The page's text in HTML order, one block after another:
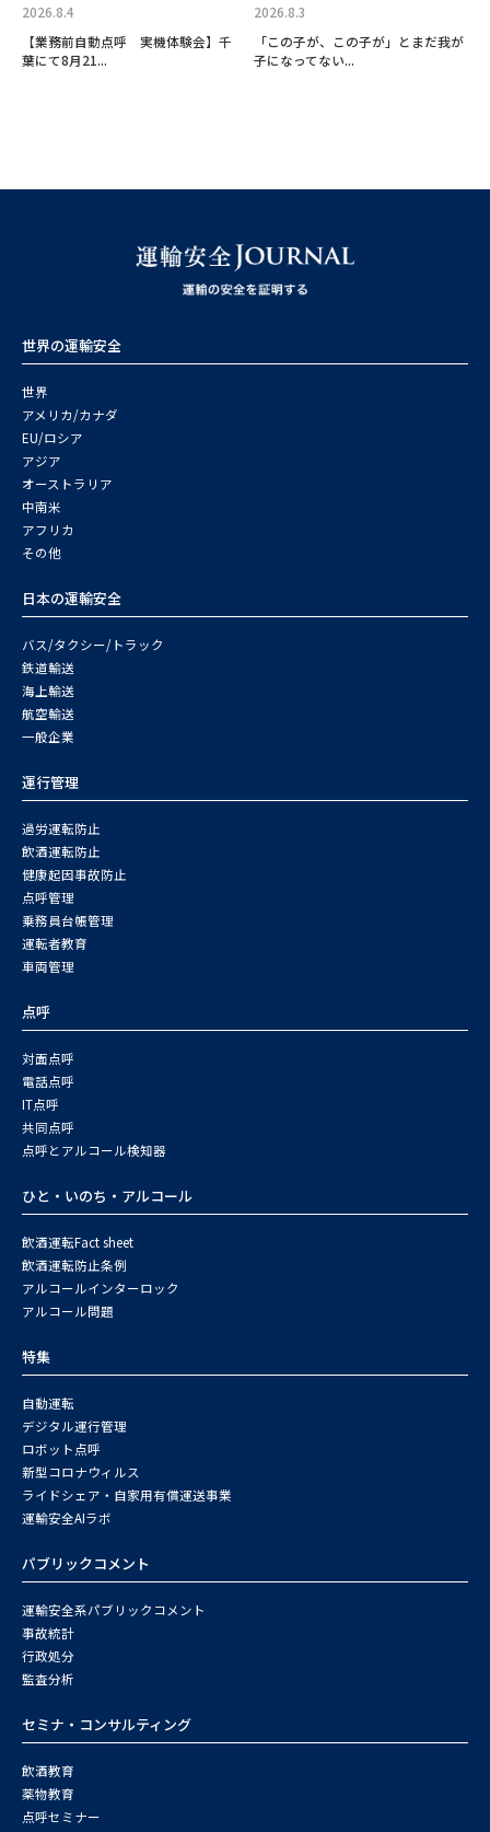
2026.8.4
【業務前自動点呼 実機体験会】千
葉にて8月21...
2026.8.3
「この子が、この子が」とまだ我が
子になってない...
世界の運輸安全
世界
アメリカ/カナダ
EU/ロシア
アジア
オーストラリア
中南米
アフリカ
その他
日本の運輸安全
バス/タクシー/トラック
鉄道輸送
海上輸送
航空輸送
一般企業
運行管理
過労運転防止
飲酒運転防止
健康起因事故防止
点呼管理
乗務員台帳管理
運転者教育
車両管理
点呼
対面点呼
電話点呼
IT点呼
共同点呼
点呼とアルコール検知器
ひと・いのち・アルコール
飲酒運転Fact sheet
飲酒運転防止条例
アルコールインターロック
アルコール問題
特集
自動運転
デジタル運行管理
ロボット点呼
新型コロナウィルス
ライドシェア・自家用有償運送事業
運輸安全AIラボ
パブリックコメント
運輸安全系パブリックコメント
事故統計
行政処分
監査分析
セミナ・コンサルティング
飲酒教育
薬物教育
点呼セミナー